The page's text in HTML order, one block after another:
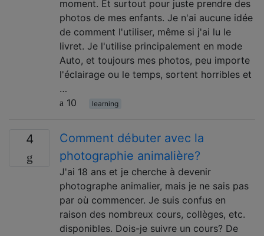
moment. Et surtout pour juste prendre des
photos de mes enfants. Je n'ai aucune idée
de comment l'utiliser, même si j'ai lu le
livret. Je l'utilise principalement en mode
Auto, et toujours mes photos, peu importe
l'éclairage ou le temps, sortent horribles et
…
10
learning
4
Comment débuter avec la
photographie animalière?
J'ai 18 ans et je cherche à devenir
photographe animalier, mais je ne sais pas
par où commencer. Je suis confus en
raison des nombreux cours, collèges, etc.
disponibles. Dois-je suivre un cours? De